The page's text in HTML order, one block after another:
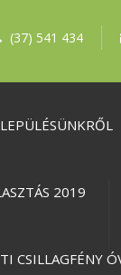
(37) 541 434
2019
CSILLAGFÉNY